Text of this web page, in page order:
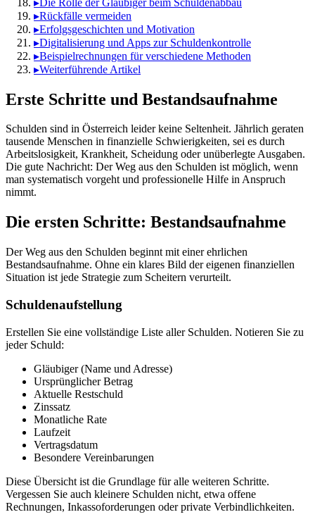
▸Rückfälle vermeiden
▸Erfolgsgeschichten und Motivation
▸Digitalisierung und Apps zur Schuldenkontrolle
▸Beispielrechnungen für verschiedene Methoden
▸Weiterführende Artikel
Erste Schritte und Bestandsaufnahme
Schulden sind in Österreich leider keine Seltenheit. Jährlich geraten
tausende Menschen in finanzielle Schwierigkeiten, sei es durch
Arbeitslosigkeit, Krankheit, Scheidung oder unüberlegte Ausgaben.
Die gute Nachricht: Der Weg aus den Schulden ist möglich, wenn
man systematisch vorgeht und professionelle Hilfe in Anspruch
nimmt.
Die ersten Schritte: Bestandsaufnahme
Der Weg aus den Schulden beginnt mit einer ehrlichen
Bestandsaufnahme. Ohne ein klares Bild der eigenen finanziellen
Situation ist jede Strategie zum Scheitern verurteilt.
Schuldenaufstellung
Erstellen Sie eine vollständige Liste aller Schulden. Notieren Sie zu
jeder Schuld:
Gläubiger (Name und Adresse)
Ursprünglicher Betrag
Aktuelle Restschuld
Zinssatz
Monatliche Rate
Laufzeit
Vertragsdatum
Besondere Vereinbarungen
Diese Übersicht ist die Grundlage für alle weiteren Schritte.
Vergessen Sie auch kleinere Schulden nicht, etwa offene
Rechnungen, Inkassoforderungen oder private Verbindlichkeiten.